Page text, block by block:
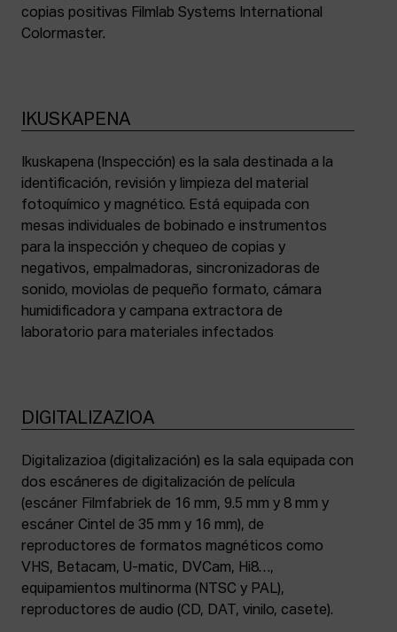
copias positivas Filmlab Systems International
Colormaster.
IKUSKAPENA
Ikuskapena (Inspección) es la sala destinada a la
identificación, revisión y limpieza del material
fotoquímico y magnético. Está equipada con
mesas individuales de bobinado e instrumentos
para la inspección y chequeo de copias y
negativos, empalmadoras, sincronizadoras de
sonido, moviolas de pequeño formato, cámara
humidificadora y campana extractora de
laboratorio para materiales infectados
DIGITALIZAZIOA
Digitalizazioa (digitalización) es la sala equipada con
dos escáneres de digitalización de película
(escáner Filmfabriek de 16 mm, 9.5 mm y 8 mm y
escáner Cintel de 35 mm y 16 mm), de
reproductores de formatos magnéticos como
VHS, Betacam, U-matic, DVCam, Hi8…,
equipamientos multinorma (NTSC y PAL),
reproductores de audio (CD, DAT, vinilo, casete).